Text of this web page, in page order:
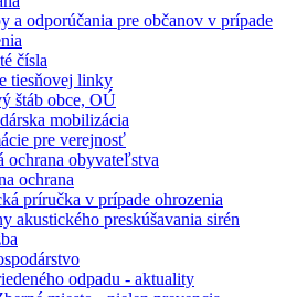
a odporúčania pre občanov v prípade
čísla
tiesňovej linky
štáb obce, OÚ
mobilizácia
pre verejnosť
ochrana obyvateľstva
ochrana
príručka v prípade ohrozenia
akustického preskúšavania sirén
odpadu - aktuality